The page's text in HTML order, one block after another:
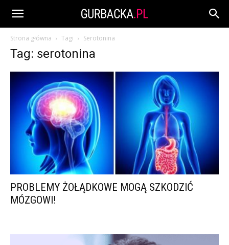
Strona główna Tagi Serotonina
Tag: serotonina
PROBLEMY ŻOŁĄDKOWE MOGĄ SZKODZIĆ
MÓZGOWI!